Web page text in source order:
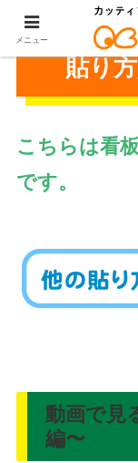
貼り
こちらは看
です。
動画で見
編〜
メニュー